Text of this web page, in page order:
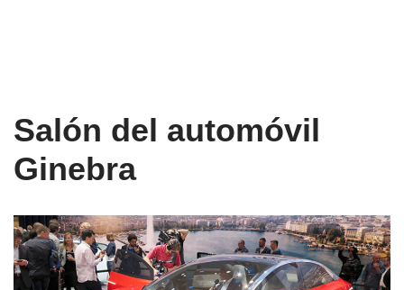
Salón del automóvil
Ginebra